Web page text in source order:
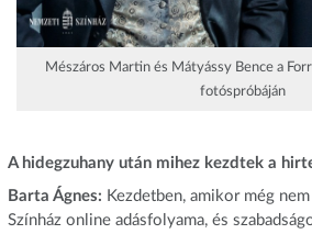
Mészáros Martin és Mátyássy Bence a
fotóspróbáján
A hidegzuhany után mihez kezdtek a
Barta Ágnes: Kezdetben, amikor még
Színház online adásfolyama, és